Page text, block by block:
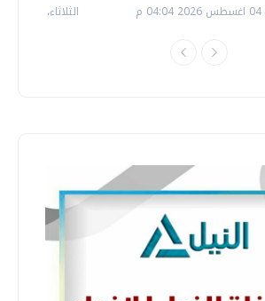
الثلاثاء، 14 يوليو 2026 06:11 م